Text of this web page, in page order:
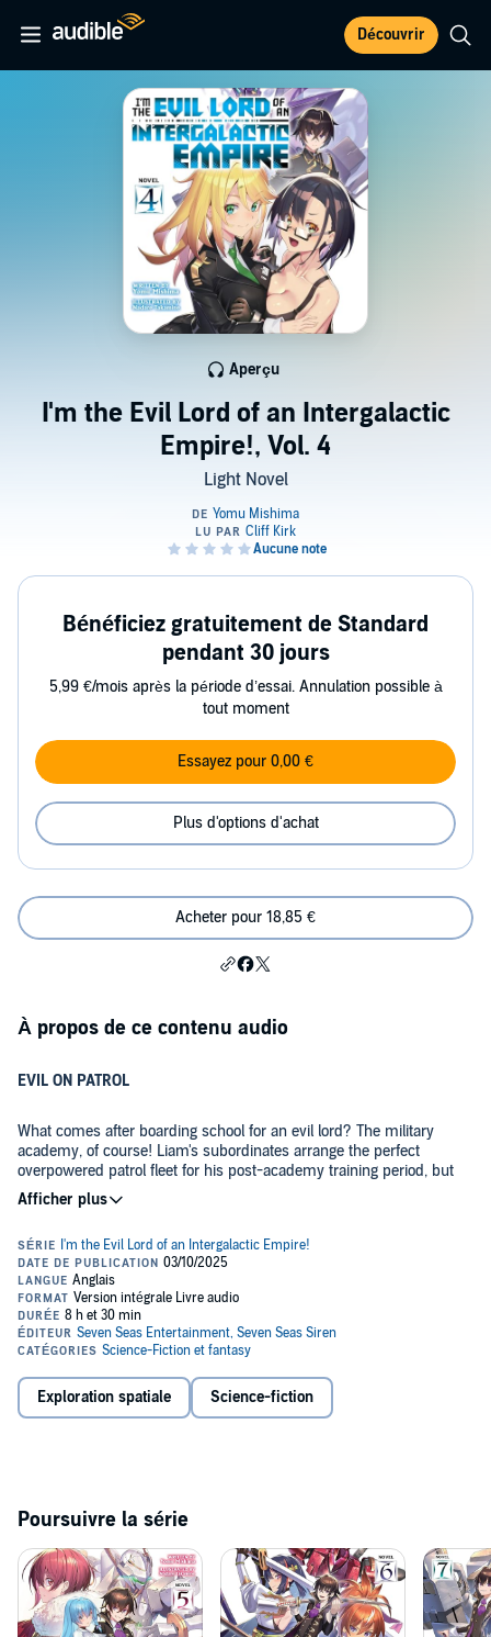
Découvrir
I'm the Evil Lord of an Intergalactic
Empire!, Vol. 4
Light Novel
Aperçu
Bénéficiez gratuitement de Standard
pendant 30 jours
5,99 €/mois après la période d’essai. Annulation possible à
tout moment
Essayez pour 0,00 €
Plus d'options d'achat
Acheter pour 18,85 €
À propos de ce contenu audio
EVIL ON PATROL
What comes after boarding school for an evil lord? The military
academy, of course! Liam's subordinates arrange the perfect
overpowered patrol fleet for his post-academy training period, but
the Guide is hungry for revenge against the young evil lord and takes
this as an opportunity to strike! Will the Guide succeed? And will
Exploration spatiale Science-fiction
Poursuivre la série